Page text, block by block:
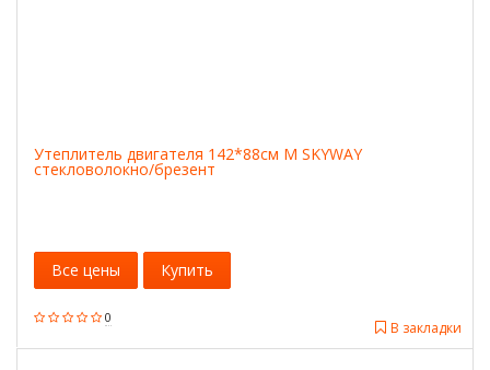
Утеплитель двигателя 142*88см M SKYWAY
стекловолокно/брезент
0
В закладки
Все цены Купить